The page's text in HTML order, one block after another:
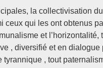
la collectivisation
ceux qui les ont obtenus
et
, diversifié et en
, tout